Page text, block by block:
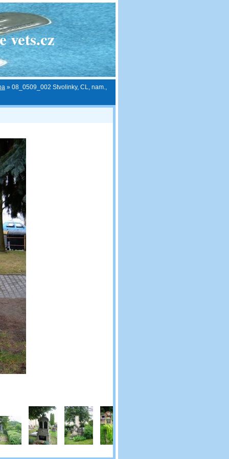
vets.cz
» 08_0509_002 Stvolinky, CL, nam.,